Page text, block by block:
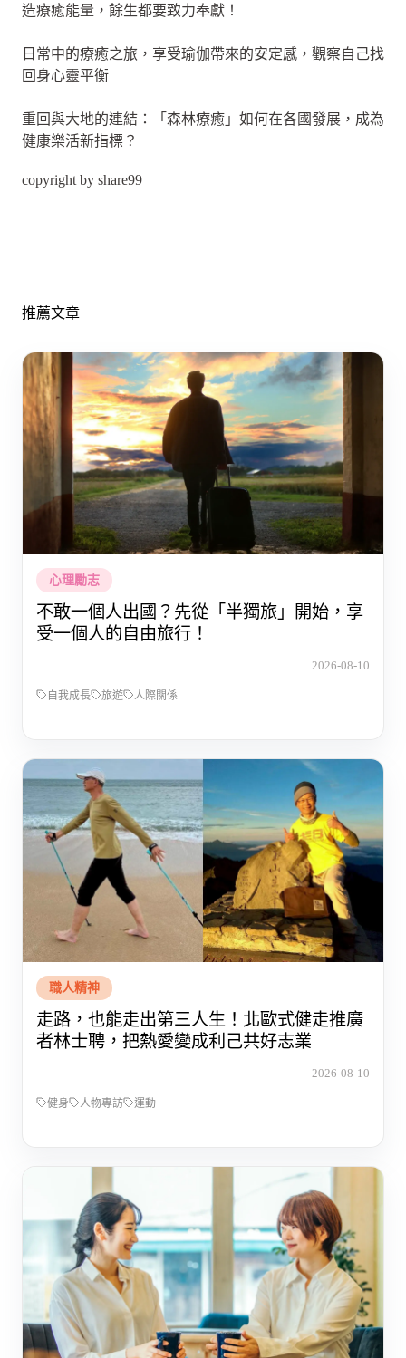
造療癒能量，餘生都要致力奉獻！
日常中的療癒之旅，享受瑜伽帶來的安定感，觀察自己找
回身心靈平衡
重回與大地的連結：「森林療癒」如何在各國發展，成為
健康樂活新指標？
copyright by share99
推薦文章
心理勵志
不敢一個人出國？先從「半獨旅」開始，享
受一個人的自由旅行！
2026-08-10
自我成長 旅遊 人際關係
職人精神
走路，也能走出第三人生！北歐式健走推廣
者林士聘，把熱愛變成利己共好志業
2026-08-10
健身 人物專訪 運動